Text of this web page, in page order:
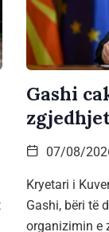
Gashi
07/08/
Kryetari i
Gashi, bëri të
organizimin e